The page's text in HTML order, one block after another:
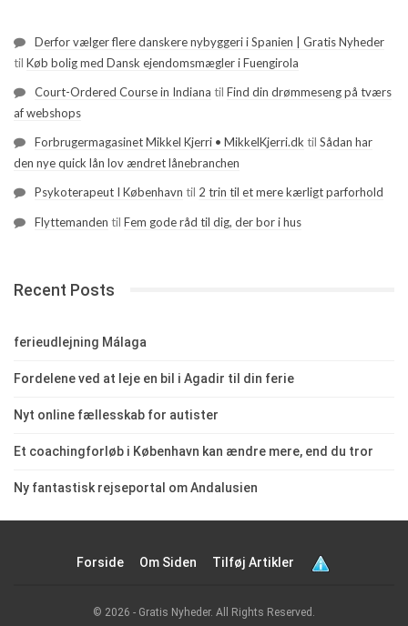
Derfor vælger flere danskere nybyggeri i Spanien | Gratis Nyheder
til Køb bolig med Dansk ejendomsmægler i Fuengirola
Court-Ordered Course in Indiana til Find din drømmeseng på tværs
af webshops
Forbrugermagasinet Mikkel Kjerri • MikkelKjerri.dk til Sådan har
den nye quick lån lov ændret lånebranchen
Psykoterapeut I København til 2 trin til et mere kærligt parforhold
Flyttemanden til Fem gode råd til dig, der bor i hus
Recent Posts
ferieudlejning Málaga
Fordelene ved at leje en bil i Agadir til din ferie
Nyt online fællesskab for autister
Et coachingforløb i København kan ændre mere, end du tror
Ny fantastisk rejseportal om Andalusien
Forside Om Siden Tilføj Artikler
© 2026 - Gratis Nyheder. All Rights Reserved.